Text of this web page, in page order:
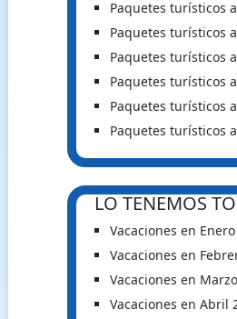
Paquetes turísticos
Paquetes turísticos
Paquetes turísticos
Paquetes turísticos
Paquetes turísticos
Paquetes turísticos
LO TENEMOS
Vacaciones en
Vacaciones en
Vacaciones en
Vacaciones en Abril